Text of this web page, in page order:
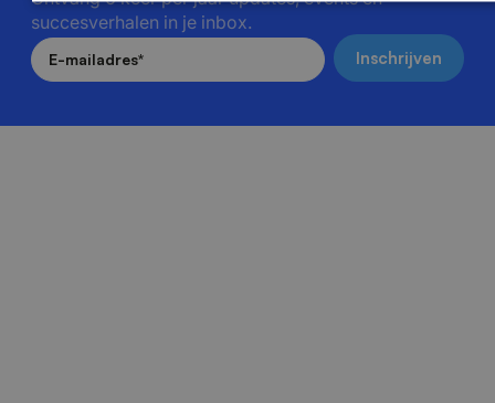
succesverhalen in je inbox.
E-mailadres*